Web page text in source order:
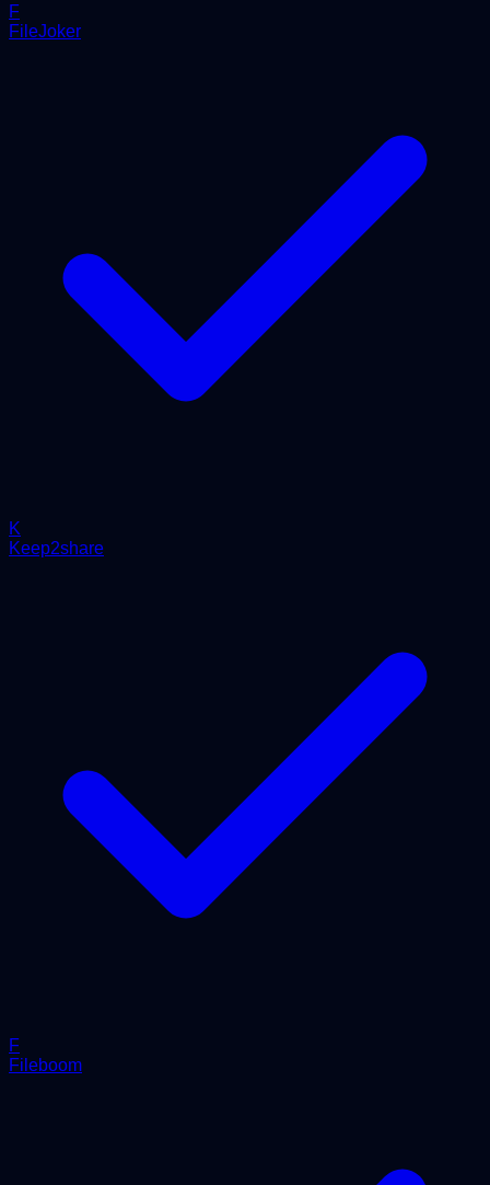
F
FileJoker
K
Keep2share
F
Fileboom